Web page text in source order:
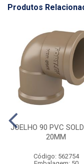
Produtos
JOELHO 90 PVC
20MM
Código: 562754